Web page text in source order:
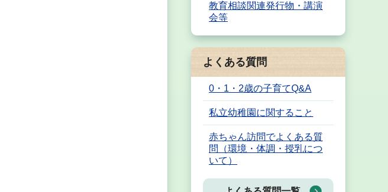
教育相談関連発行物・講演
会等
よくある質問
0・1・2歳の子育てQ&A
私立幼稚園に関すること
赤ちゃん訪問でよくある質
問（環境・体調・授乳につ
いて）